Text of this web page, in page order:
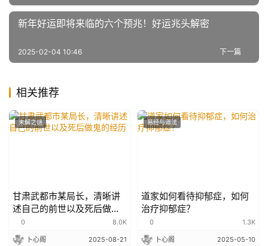
新年好运即将来临的六个预兆！好运兆头解密
下一篇
2025-02-04 10:46
相关推荐
未解之谜
甘肃武都市某局长，清晰讲
述自己的前世以及死后做鬼
的经历
0 8.0K
卜心阁 2025-08-21
易经与道法
道家如何看待抑郁症，如何
治疗抑郁症？
0 1.3K
卜心阁 2025-05-10